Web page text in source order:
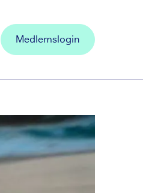
Medlemslogin